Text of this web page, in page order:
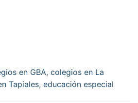
en GBA, colegios en La
Tapiales, educación especial